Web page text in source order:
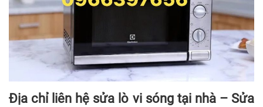
Địa chỉ liên hệ sửa lò vi sóng tại nhà – Sửa